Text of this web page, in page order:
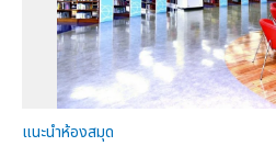
แนะนำห้องสมุด